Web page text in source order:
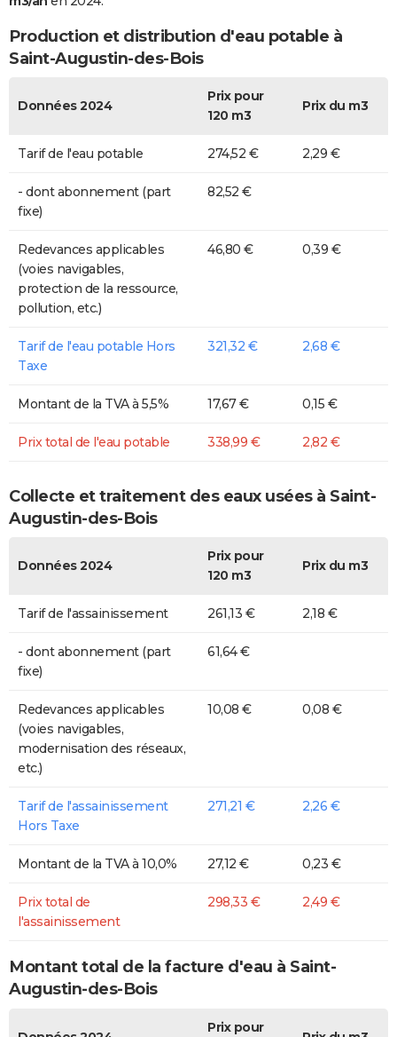
Production et distribution d'eau potable à
Saint-Augustin-des-Bois
Données 2024
Prix pour
120 m3
Prix du m3
Tarif de l'eau potable 274,52 € 2,29 €
- dont abonnement (part
fixe)
82,52 €
Redevances applicables
(voies navigables,
protection de la ressource,
pollution, etc.)
46,80 € 0,39 €
Tarif de l'eau potable Hors
Taxe
321,32 € 2,68 €
Montant de la TVA à 5,5% 17,67 € 0,15 €
Prix total de l'eau potable 338,99 € 2,82 €
Collecte et traitement des eaux usées à Saint-
Augustin-des-Bois
Données 2024
Prix pour
120 m3
Prix du m3
Tarif de l'assainissement 261,13 € 2,18 €
- dont abonnement (part
fixe)
61,64 €
Redevances applicables
(voies navigables,
modernisation des réseaux,
etc.)
10,08 € 0,08 €
Tarif de l'assainissement
Hors Taxe
271,21 € 2,26 €
Montant de la TVA à 10,0% 27,12 € 0,23 €
Prix total de
l'assainissement
298,33 € 2,49 €
Montant total de la facture d'eau à Saint-
Augustin-des-Bois
Prix pour